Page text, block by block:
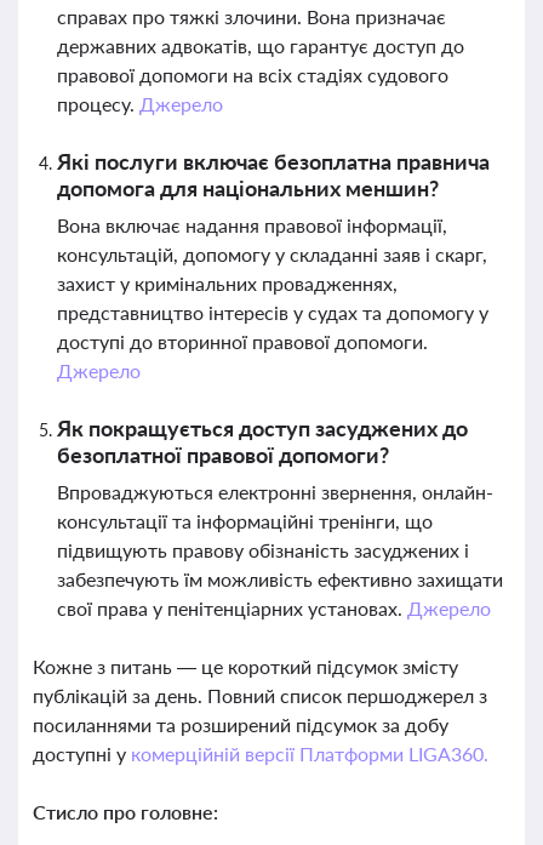
справах про тяжкі злочини. Вона призначає
державних адвокатів, що гарантує доступ до
правової допомоги на всіх стадіях судового
процесу. Джерело
Які послуги включає безоплатна правнича
допомога для національних меншин?
Вона включає надання правової інформації,
консультацій, допомогу у складанні заяв і скарг,
захист у кримінальних провадженнях,
представництво інтересів у судах та допомогу у
доступі до вторинної правової допомоги.
Джерело
Як покращується доступ засуджених до
безоплатної правової допомоги?
Впроваджуються електронні звернення, онлайн-
консультації та інформаційні тренінги, що
підвищують правову обізнаність засуджених і
забезпечують їм можливість ефективно захищати
свої права у пенітенціарних установах. Джерело
Кожне з питань — це короткий підсумок змісту
публікацій за день. Повний список першоджерел з
посиланнями та розширений підсумок за добу
доступні у комерційній версії Платформи LIGA360.
Стисло про головне: